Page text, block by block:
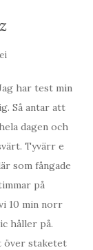
har test min
Så antar att
dagen och
Tyvärr e
som fångade
på
10 min norr
håller på.
över staketet